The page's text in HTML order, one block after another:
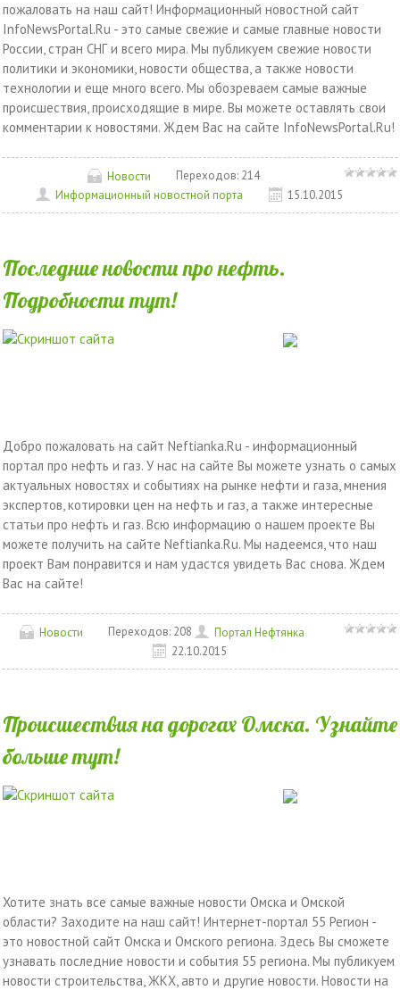
пожаловать на наш сайт! Информационный новостной сайт
InfoNewsPortal.Ru - это самые свежие и самые главные новости
России, стран СНГ и всего мира. Мы публикуем свежие новости
политики и экономики, новости общества, а также новости
технологии и еще много всего. Мы обозреваем самые важные
происшествия, происходящие в мире. Вы можете оставлять свои
комментарии к новостями. Ждем Вас на сайте InfoNewsPortal.Ru!
Новости Переходов: 214
Информационный новостной порта
15.10.2015
Последние новости про нефть.
Подробности тут!
Добро пожаловать на сайт Neftianka.Ru - информационный
портал про нефть и газ. У нас на сайте Вы можете узнать о самых
актуальных новостях и событиях на рынке нефти и газа, мнения
экспертов, котировки цен на нефть и газ, а также интересные
статьи про нефть и газ. Всю информацию о нашем проекте Вы
можете получить на сайте Neftianka.Ru. Мы надеемся, что наш
проект Вам понравится и нам удастся увидеть Вас снова. Ждем
Вас на сайте!
Новости Переходов: 208
Портал Нефтянка
22.10.2015
Происшествия на дорогах Омска. Узнайте
больше тут!
Хотите знать все самые важные новости Омска и Омской
области? Заходите на наш сайт! Интернет-портал 55 Регион -
это новостной сайт Омска и Омского региона. Здесь Вы сможете
узнавать последние новости и события 55 региона. Мы публикуем
новости строительства, ЖКХ, авто и другие новости. Новости на